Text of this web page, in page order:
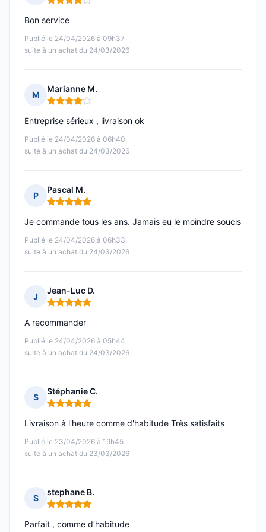
Note : 4 sur 5
Publié le 24/04/2026 à 09h37
suite à un achat du 24/03/2026
Bon service
M
Marianne M.
Note : 4 sur 5
Publié le 24/04/2026 à 06h40
suite à un achat du 24/03/2026
Entreprise sérieux , livraison ok
P
Pascal M.
Note : 5 sur 5
Publié le 24/04/2026 à 06h33
suite à un achat du 24/03/2026
Je commande tous les ans. Jamais eu le moindre soucis
J
Jean-Luc D.
Note : 5 sur 5
Publié le 24/04/2026 à 05h44
suite à un achat du 24/03/2026
A recommander
S
Stéphanie C.
Note : 5 sur 5
Publié le 23/04/2026 à 19h45
suite à un achat du 23/03/2026
Livraison à l'heure comme d'habitude Très satisfaits
S
stephane B.
Note : 5 sur 5
Parfait , comme d’habitude